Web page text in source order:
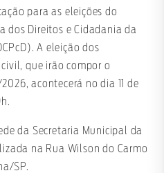
para as eleições do
dos Direitos e Cidadania da
A eleição dos
que irão compor o
acontecerá no dia 11 de
da Secretaria Municipal da
na Rua Wilson do Carmo
SP.